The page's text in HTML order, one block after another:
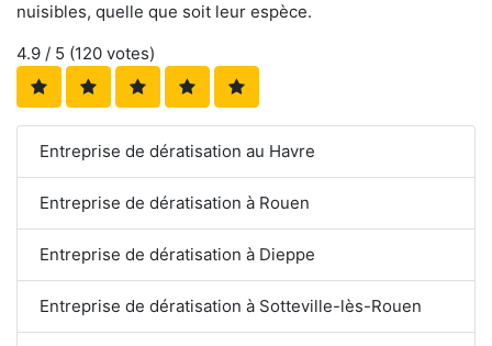
nuisibles, quelle que soit leur espèce.
4.9 / 5 (120 votes)
Entreprise de dératisation au Havre
Entreprise de dératisation à Rouen
Entreprise de dératisation à Dieppe
Entreprise de dératisation à Sotteville-lès-Rouen